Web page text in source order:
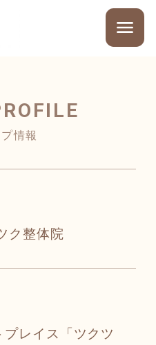
情報
ク整体院
レイス「ツクツ